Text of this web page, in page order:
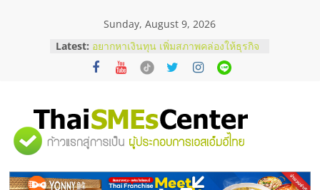
Sunday, August 9, 2026
Latest:
บริษัท Cybersecurity ในไทยที่ไหนดี?
วิธีเลือกผู้ให้บริการให้คุ้มค่าและตอบ
โจทย์ธุรกิจ
อยากหาเงินทุน เพิ่มสภาพคล่องให้ธุรกิจ
บริการน้ำมัน Shell
สัมมนาลงทุน แฟรนไชส์ยอนนี่
ThaiFranchise Meet Up จับคู่แฟรน
ร้านเครื่องเสียงคุณภาพสูง พร้อม
"ศูนย์